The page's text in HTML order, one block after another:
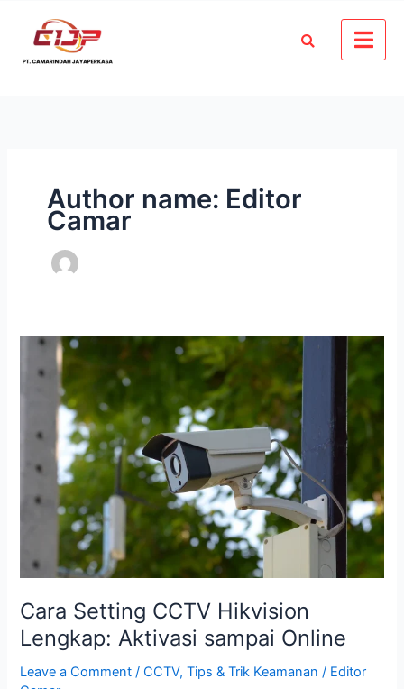
Author name: Editor
Camar
Cara Setting CCTV Hikvision
Lengkap: Aktivasi sampai Online
Leave a Comment /CCTV,Tips & Trik Keamanan / Editor
Cara
Setting
Hikvision
Lengkap:
Aktivasi
sampai
Online